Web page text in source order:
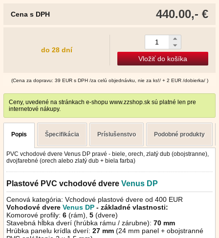
440.00,- €
Cena s DPH
do 28 dní
Vložiť do košíka
(Cena za dopravu: 39 EUR s DPH /za celú objednávku, nie za ks!/ + 2 EUR /dobierka/ )
Ceny, uvedené na stránkach e-shopu www.zzshop.sk sú platné len pre
internetové nákupy.
Popis Špecifikácia Príslušenstvo Podobné produkty
PVC vchodové dvere Venus DP pravé - biele, orech, zlatý dub (obojstranne),
dvojfarebné (orech alebo zlatý dub + biela farba)
Plastové PVC vchodové dvere Venus DP
Cenová kategória: Vchodové plastové dvere od 400 EUR
Vchodové dvere Venus DP - základné vlastnosti:
Komorové profily: 6 (rám), 5 (dvere)
Stavebná hĺbka dverí (hrúbka rámu / zárubne): 70 mm
Hrúbka panelu krídla dverí: 27 mm (24 mm panel + obojstranné